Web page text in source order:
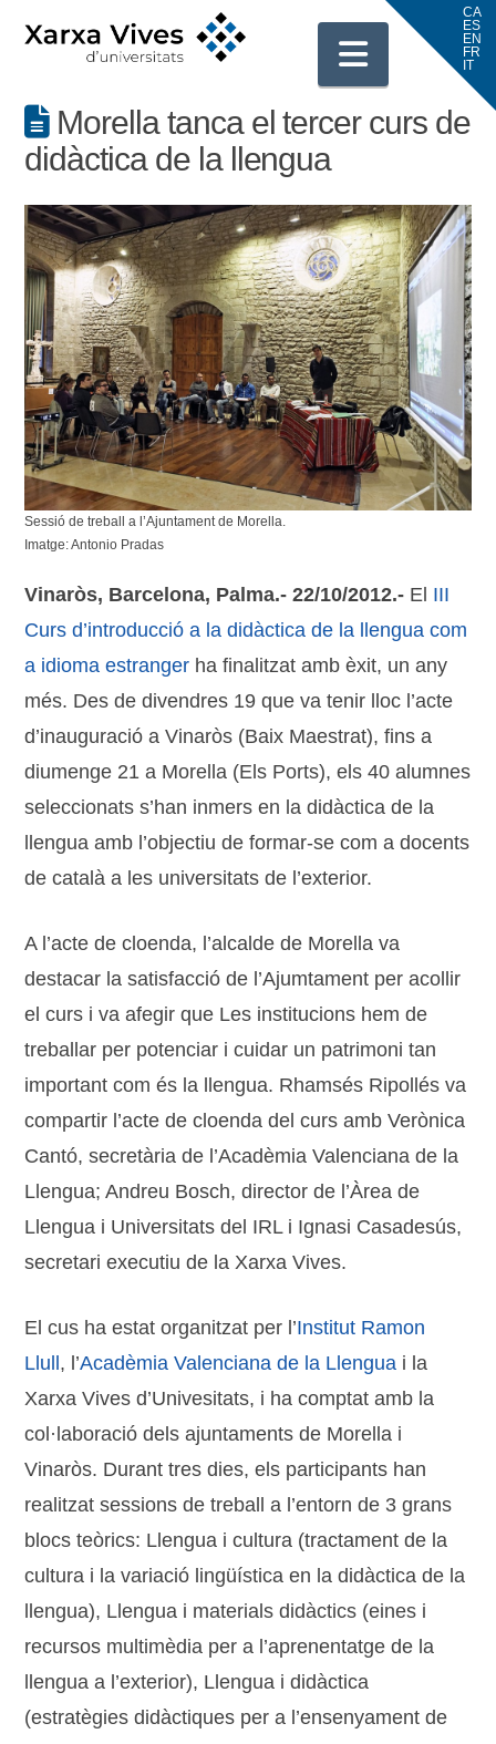
Morella tanca el tercer curs de
didàctica de la llengua
Sessió de treball a l’Ajuntament de Morella.
Imatge: Antonio Pradas
Vinaròs, Barcelona, Palma.- 22/10/2012.- El III
Curs d’introducció a la didàctica de la llengua com
a idioma estranger ha finalitzat amb èxit, un any
més. Des de divendres 19 que va tenir lloc l’acte
d’inauguració a Vinaròs (Baix Maestrat), fins a
diumenge 21 a Morella (Els Ports), els 40 alumnes
seleccionats s’han inmers en la didàctica de la
llengua amb l’objectiu de formar-se com a docents
de català a les universitats de l’exterior.
A l’acte de cloenda, l’alcalde de Morella va
destacar la satisfacció de l’Ajumtament per acollir
el curs i va afegir que Les institucions hem de
treballar per potenciar i cuidar un patrimoni tan
important com és la llengua. Rhamsés Ripollés va
compartir l’acte de cloenda del curs amb Verònica
Cantó, secretària de l’Acadèmia Valenciana de la
Llengua; Andreu Bosch, director de l’Àrea de
Llengua i Universitats del IRL i Ignasi Casadesús,
secretari executiu de la Xarxa Vives.
El cus ha estat organitzat per l’Institut Ramon
Llull, l’Acadèmia Valenciana de la Llengua i la
Xarxa Vives d’Univesitats, i ha comptat amb la
col·laboració dels ajuntaments de Morella i
Vinaròs. Durant tres dies, els participants han
realitzat sessions de treball a l’entorn de 3 grans
blocs teòrics: Llengua i cultura (tractament de la
cultura i la variació lingüística en la didàctica de la
llengua), Llengua i materials didàctics (eines i
recursos multimèdia per a l’aprenentatge de la
llengua a l’exterior), Llengua i didàctica
(estratègies didàctiques per a l’ensenyament de